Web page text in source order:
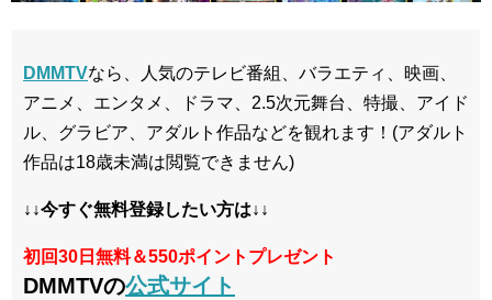
DMMTVなら、人気のテレビ番組、バラエティ、映画、
アニメ、エンタメ、ドラマ、2.5次元舞台、特撮、アイド
ル、グラビア、アダルト作品などを観れます！(アダルト
作品は18歳未満は閲覧できません)
↓↓今すぐ無料登録したい方は↓↓
初回30日無料＆550ポイントプレゼント
DMMTVの公式サイト